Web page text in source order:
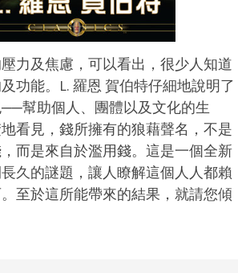
力及焦慮，可以看出，很少人知道
功能。L. 羅恩 賀伯特仔細地說明了
幫助個人、團體以及文化的生
看見，錢所擁有的狼藉聲名，不是
而是來自於濫用錢。這是一個全新
久的謎題，讓人瞭解這個人人都賴
至於這所能帶來的結果，就請您傾